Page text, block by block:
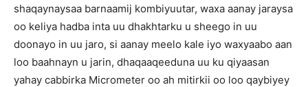
shaqaynaysaa barnaamij kombiyuutar, waxa aanay jaraysa
oo keliya hadba inta uu dhakhtarku u sheego in uu
doonayo in uu jaro, si aanay meelo kale iyo waxyaabo aan
loo baahnayn u jarin, dhaqaaqeeduna uu ku qiyaasan
yahay cabbirka Micrometer oo ah mitirkii oo loo qaybiyey